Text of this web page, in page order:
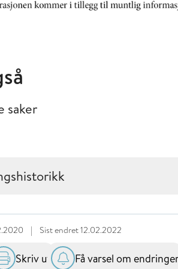
saker
| Sist endret12.02.2022
Skriv ut Få varsel om